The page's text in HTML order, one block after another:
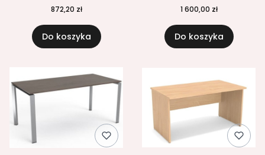
872,20 zł
Do koszyka
1 600,00 zł
Do koszyka